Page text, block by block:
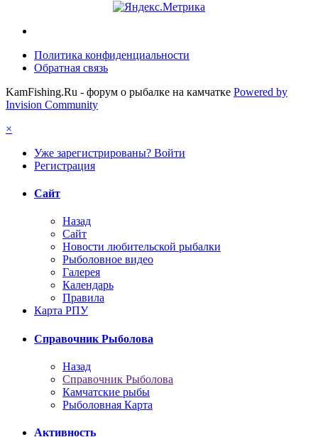
Политика конфиденциальности
Обратная связь
KamFishing.Ru - форум о рыбалке на камчатке Powered by
Invision Community
×
Уже зарегистрированы? Войти
Регистрация
Сайт
Назад
Сайт
Новости любительской рыбалки
Рыболовное видео
Галерея
Календарь
Правила
Карта РПУ
Справочник Рыболова
Назад
Справочник Рыболова
Камчатские рыбы
Рыболовная Карта
Активность